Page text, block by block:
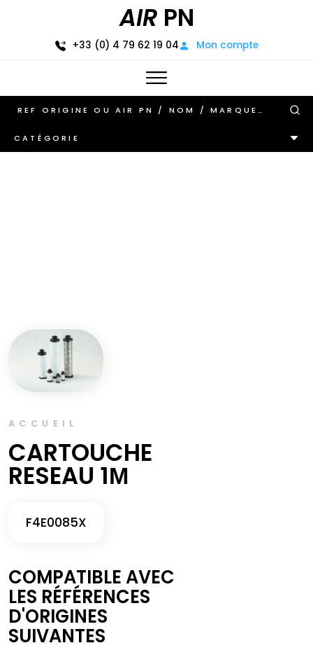
AIR PN
+33 (0) 4 79 62 19 04 Mon compte
CATÉGORIE
ACCUEIL
CARTOUCHE
RESEAU 1Μ
F4E0085X
COMPATIBLE AVEC
LES RÉFÉRENCES
D'ORIGINES
SUIVANTES